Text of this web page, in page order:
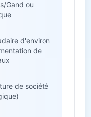
Gand ou
d'environ
de
de société